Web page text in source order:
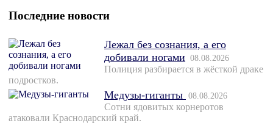
Последние новости
Лежал без сознания, а его
добивали ногами 08.08.2026
Полиция разбирается в жёсткой драке
подростков.
Медузы-гиганты 08.08.2026
Сотни ядовитых корнеротов
атаковали Краснодарский край.